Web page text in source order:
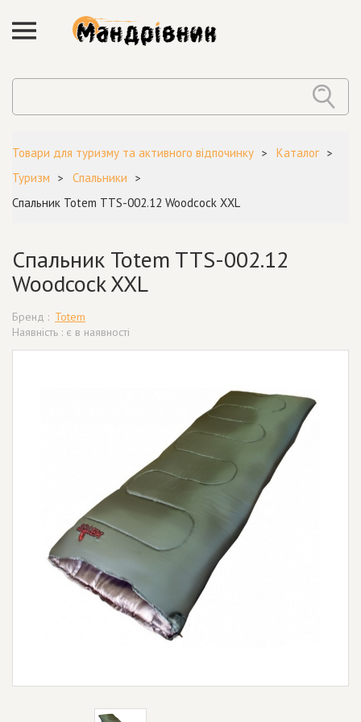
Товари для туризму та активного відпочинку
Каталог
Туризм
Спальники
Спальник Totem TTS-002.12 Woodcock XXL
Спальник Totem TTS-002.12
Woodcock XXL
Бренд : Totem
Наявність : є в наявності